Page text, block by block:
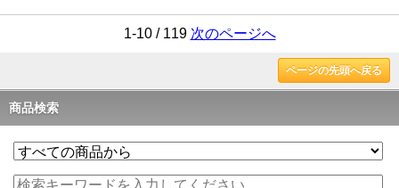
1-10 / 119 次のページへ
ページの先頭へ戻る
商品検索